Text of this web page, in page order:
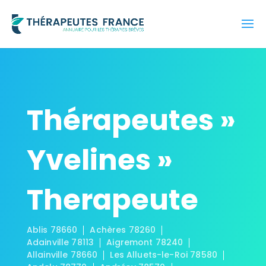
Thérapeutes »
Yvelines »
Therapeute
Ablis 78660
Achères 78260
Adainville 78113
Aigremont 78240
Allainville 78660
Les Alluets-le-Roi 78580